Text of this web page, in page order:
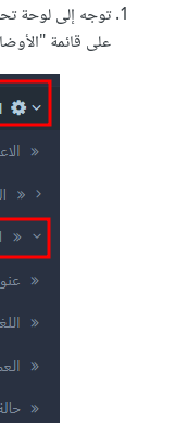
توجه إلى لوحة
على قائمة